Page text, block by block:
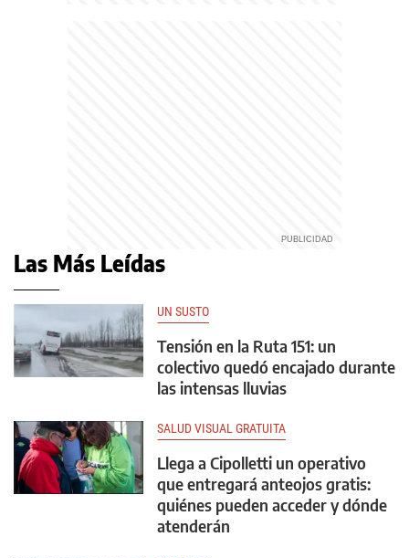
Las Más Leídas
UN SUSTO
Tensión en la Ruta 151: un
colectivo quedó encajado durante
las intensas lluvias
SALUD VISUAL GRATUITA
Llega a Cipolletti un operativo
que entregará anteojos gratis:
quiénes pueden acceder y dónde
atenderán